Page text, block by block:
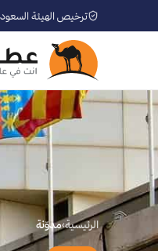
ترخيص الهيئة السعودية
الرئيسية›مدوّنة